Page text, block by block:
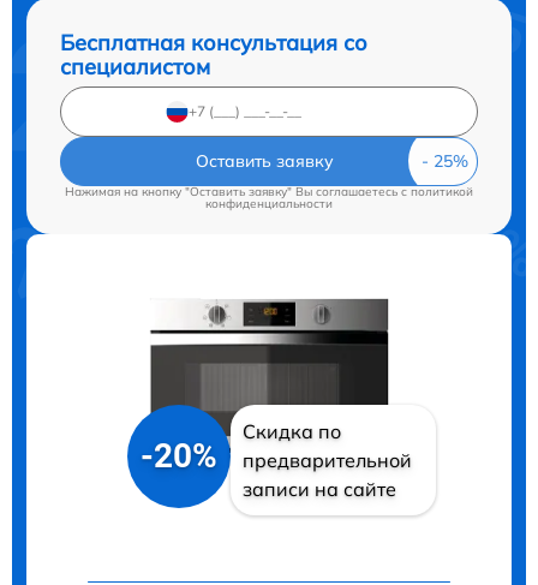
Бесплатная консультация со
специалистом
Оставить заявку
Нажимая на кнопку "Оставить заявку" Вы соглашаетесь cполитикой
конфиденциальности
-20%
Скидка по
предварительной
записи на сайте